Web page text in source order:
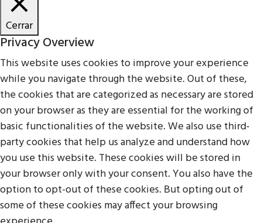
Cerrar
Privacy Overview
This website uses cookies to improve your experience
while you navigate through the website. Out of these,
the cookies that are categorized as necessary are stored
on your browser as they are essential for the working of
basic functionalities of the website. We also use third-
party cookies that help us analyze and understand how
you use this website. These cookies will be stored in
your browser only with your consent. You also have the
option to opt-out of these cookies. But opting out of
some of these cookies may affect your browsing